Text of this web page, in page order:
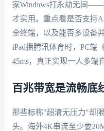
家Windows打永劫无间
才实用。重点看是否支持
全终端，以及能否多设备
iPad播腾讯体育时，PC端
45ms，真正实现一人多端
百兆带宽是流畅底
那些标称"超清无压力"却
头。海外4K串流至少要